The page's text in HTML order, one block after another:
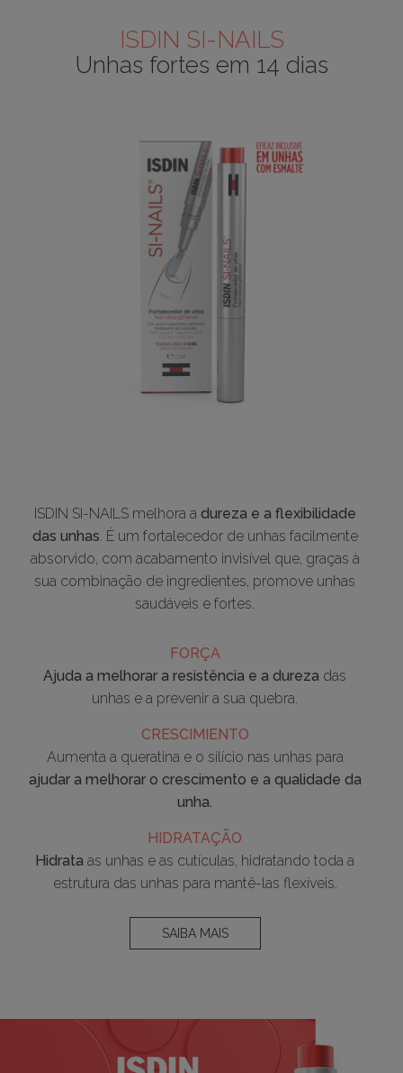
ISDIN SI-NAILS
Unhas fortes em 14 dias
ISDIN SI-NAILS melhora adureza e a flexibilidade
das unhas. É um fortalecedor de unhas facilmente
absorvido, com acabamento invisível que, graças à
sua combinação de ingredientes, promove unhas
saudáveis e fortes.
FORÇA
Ajuda a melhorar a resistência e a dureza das
unhas e a prevenir a sua quebra.
CRESCIMIENTO
Aumenta a queratina e o silício nas unhas para
ajudar a melhorar o crescimento e a qualidade da
unha.
HIDRATAÇÃO
Hidrata as unhas e as cutículas, hidratando toda a
estrutura das unhas para mantê-las flexíveis.
SAIBA MAIS